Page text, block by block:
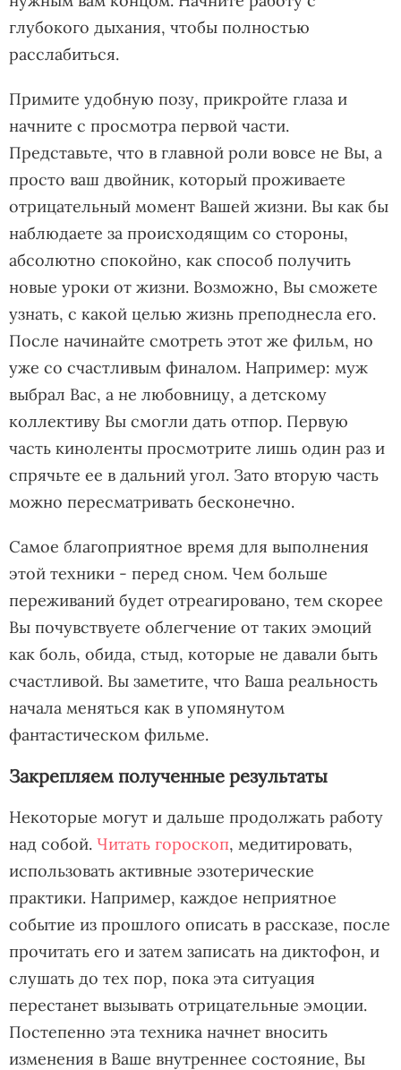
глубокого дыхания, чтобы полностью
расслабиться.
Примите удобную позу, прикройте глаза и
начните с просмотра первой части.
Представьте, что в главной роли вовсе не Вы, а
просто ваш двойник, который проживаете
отрицательный момент Вашей жизни. Вы как бы
наблюдаете за происходящим со стороны,
абсолютно спокойно, как способ получить
новые уроки от жизни. Возможно, Вы сможете
узнать, с какой целью жизнь преподнесла его.
После начинайте смотреть этот же фильм, но
уже со счастливым финалом. Например: муж
выбрал Вас, а не любовницу, а детскому
коллективу Вы смогли дать отпор. Первую
часть киноленты просмотрите лишь один раз и
спрячьте ее в дальний угол. Зато вторую часть
можно пересматривать бесконечно.
Самое благоприятное время для выполнения
этой техники - перед сном. Чем больше
переживаний будет отреагировано, тем скорее
Вы почувствуете облегчение от таких эмоций
как боль, обида, стыд, которые не давали быть
счастливой. Вы заметите, что Ваша реальность
начала меняться как в упомянутом
фантастическом фильме.
Закрепляем полученные результаты
Некоторые могут и дальше продолжать работу
над собой. Читать гороскоп, медитировать,
использовать активные эзотерические
практики. Например, каждое неприятное
событие из прошлого описать в рассказе, после
прочитать его и затем записать на диктофон, и
слушать до тех пор, пока эта ситуация
перестанет вызывать отрицательные эмоции.
Постепенно эта техника начнет вносить
изменения в Ваше внутреннее состояние, Вы